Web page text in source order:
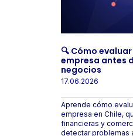
🔍 Cómo
empresa antes
negocios
17.06.2026
Aprende cómo
empresa en Chile,
financieras y
detectar problemas